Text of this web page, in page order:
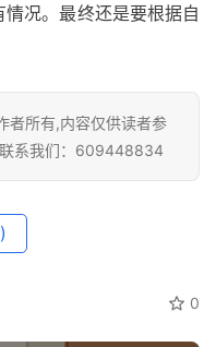
况。最终还是要根据自
者所有,内容仅供读者参
系我们：609448834
0